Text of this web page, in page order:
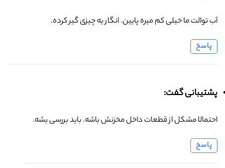
آب توالت ما خیلی کم میره پایین. انگار یه چیزی گیر کرده.
پاسخ
پشتیبانی گفت:
احتمالا مشکل از قطعات داخل مخزنش باشه. باید بررسی بشه.
پاسخ